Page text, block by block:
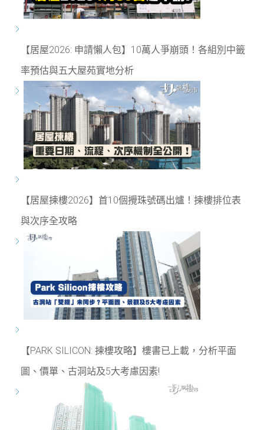
【居屋2026: 申請懶人包】10萬人爭崩頭！各組別中籤
率預估與五大屋苑實地分析
【居屋揀樓2026】首10個攪珠號碼出爐！揀樓排位表
與次序全攻略
【PARK SILICON: 揀樓攻略】樓書已上載，分析平面
圖、價單、古洞站及5大考慮因素!